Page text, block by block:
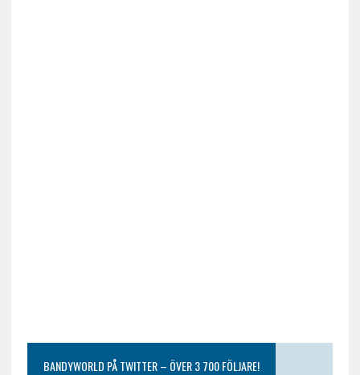
BANDYWORLD PÅ TWITTER – ÖVER 3 700 FÖLJARE!